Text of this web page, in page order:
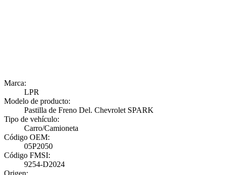
Marca:
LPR
Modelo de producto:
Pastilla de Freno Del. Chevrolet SPARK
Tipo de vehículo:
Carro/Camioneta
Código OEM:
05P2050
Código FMSI:
9254-D2024
Origen: